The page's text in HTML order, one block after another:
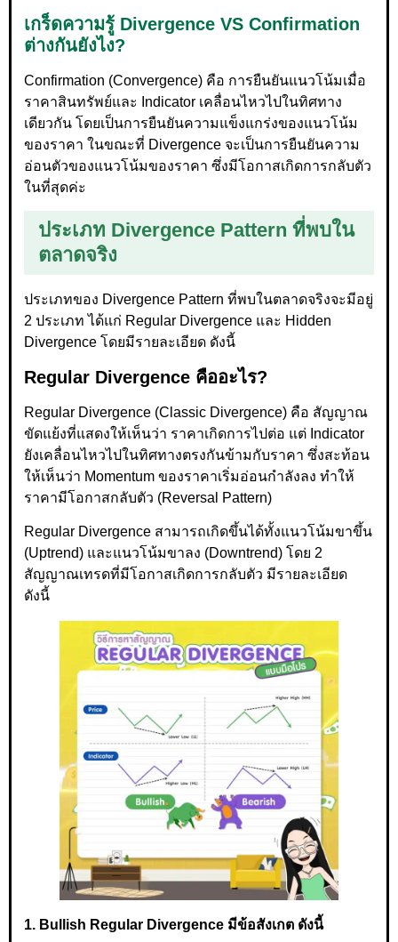
เกร็ดความรู้ Divergence VS Confirmation
ต่างกันยังไง?
Confirmation (Convergence) คือ การยืนยันแนวโน้มเมื่อ
ราคาสินทรัพย์และ Indicator เคลื่อนไหวไปในทิศทาง
เดียวกัน โดยเป็นการยืนยันความแข็งแกร่งของแนวโน้ม
ของราคา ในขณะที่ Divergence จะเป็นการยืนยันความ
อ่อนตัวของแนวโน้มของราคา ซึ่งมีโอกาสเกิดการกลับตัว
ในที่สุดค่ะ
ประเภท Divergence Pattern ที่พบใน
ตลาดจริง
ประเภทของ Divergence Pattern ที่พบในตลาดจริงจะมีอยู่
2 ประเภท ได้แก่ Regular Divergence และ Hidden
Divergence โดยมีรายละเอียด ดังนี้
Regular Divergence คืออะไร?
Regular Divergence (Classic Divergence) คือ สัญญาณ
ขัดแย้งที่แสดงให้เห็นว่า ราคาเกิดการไปต่อ แต่ Indicator
ยังเคลื่อนไหวไปในทิศทางตรงกันข้ามกับราคา ซึ่งสะท้อน
ให้เห็นว่า Momentum ของราคาเริ่มอ่อนกำลังลง ทำให้
ราคามีโอกาสกลับตัว (Reversal Pattern)
Regular Divergence สามารถเกิดขึ้นได้ทั้งแนวโน้มขาขึ้น
(Uptrend) และแนวโน้มขาลง (Downtrend) โดย 2
สัญญาณเทรดที่มีโอกาสเกิดการกลับตัว มีรายละเอียด
ดังนี้
1. Bullish Regular Divergence มีข้อสังเกต ดังนี้